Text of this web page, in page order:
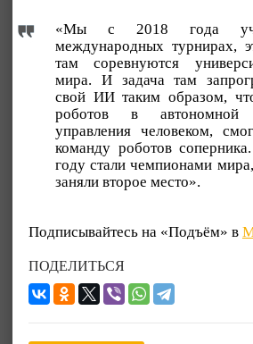
«Мы с 2018 года
международных турнирах,
там соревнуются
мира. И задача там
свой ИИ таким образом,
роботов в
управления человеком,
команду роботов
году стали чемпионами
заняли второе место».
Подписывайтесь на «Подъём» в
ПОДЕЛИТЬСЯ